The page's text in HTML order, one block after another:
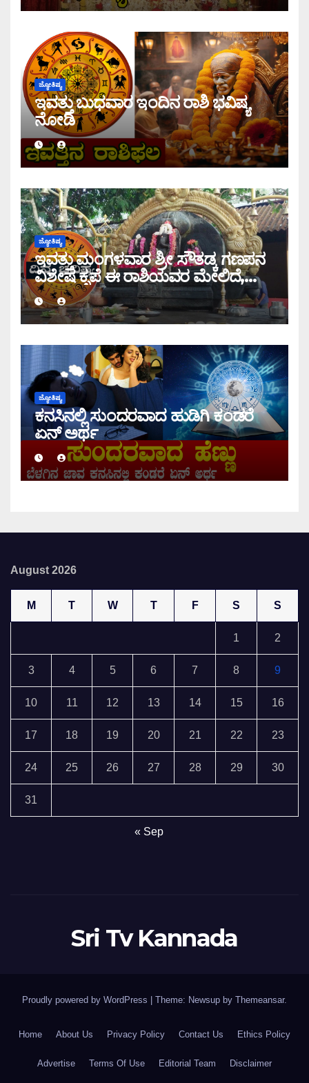
ಜ್ಯೋತಿಷ್ಯ
ಇವತ್ತು ಬುಧವಾರ ಇಂದಿನ ರಾಶಿ ಭವಿಷ್ಯ
ನೋಡಿ
ಜ್ಯೋತಿಷ್ಯ
ಇವತ್ತು ಮಂಗಳವಾರ ಶ್ರೀ ಸೌತಡ್ಕ ಗಣಪನ
ವಿಶೇಷ ಕೃಪೆ ಈ ರಾಶಿಯವರ ಮೇಲಿದೆ,
ಇಂದಿನ ರಾಶಿ ಭವಿಷ್ಯ ತಿಳಿಯಿರಿ
ಜ್ಯೋತಿಷ್ಯ
ಕನಸಿನಲ್ಲಿ ಸುಂದರವಾದ ಹುಡಿಗಿ ಕಂಡರೆ
ಏನ್ ಅರ್ಥ
August 2026
M T W T F S S
1 2
3 4 5 6 7 8 9
10 11 12 13 14 15 16
17 18 19 20 21 22 23
24 25 26 27 28 29 30
31
« Sep
Sri Tv Kannada
Proudly powered by WordPress Theme: Newsup by Themeansar.
Home About Us Privacy Policy Contact Us Ethics Policy
Advertise Terms Of Use Editorial Team Disclaimer